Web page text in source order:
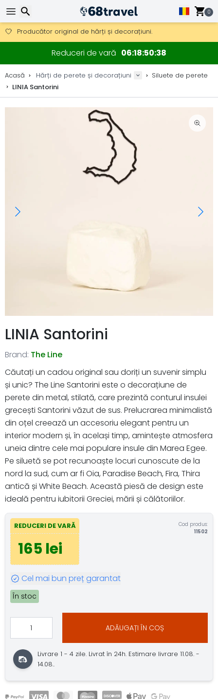
0
DHL Express peste noapte, de asemenea, disponibil.
30 zile pentru retur, 90 zile pentru hărți din lemn și decorațiuni.
Producător original de hărți și decorațiuni.
Reduceri de vară 06 18 50 38
Acasă Hărți de perete și decorațiuni
Siluete de perete
LINIA Santorini
LINIA Santorini
Brand: The Line
Căutați un cadou original sau doriți un suvenir simplu
și unic? The Line Santorini este o decorațiune de
perete din metal, stilată, care prezintă conturul insulei
grecești Santorini văzut de sus. Prelucrarea minimalistă
din oțel creează un accesoriu elegant pentru un
interior modern și, în același timp, amintește atmosfera
uneia dintre cele mai populare insule din Marea Egee.
Pe siluetă se pot recunoaște locuri cunoscute de la
nord la sud, cum ar fi Oia, Paradise Beach, Fira, Thira
antică și White Beach. Această piesă de design este
ideală pentru iubitorii Greciei, mării și călătoriilor.
REDUCERI DE VARĂ
165 lei
Cod produs:
11502
Cel mai bun preț garantat
În stoc
ADĂUGAȚI ÎN COȘ
Livrare 1 - 4 zile. Livrat în 24h. Estimare livrare 11.08. -
14.08..
Căutare
Căutare